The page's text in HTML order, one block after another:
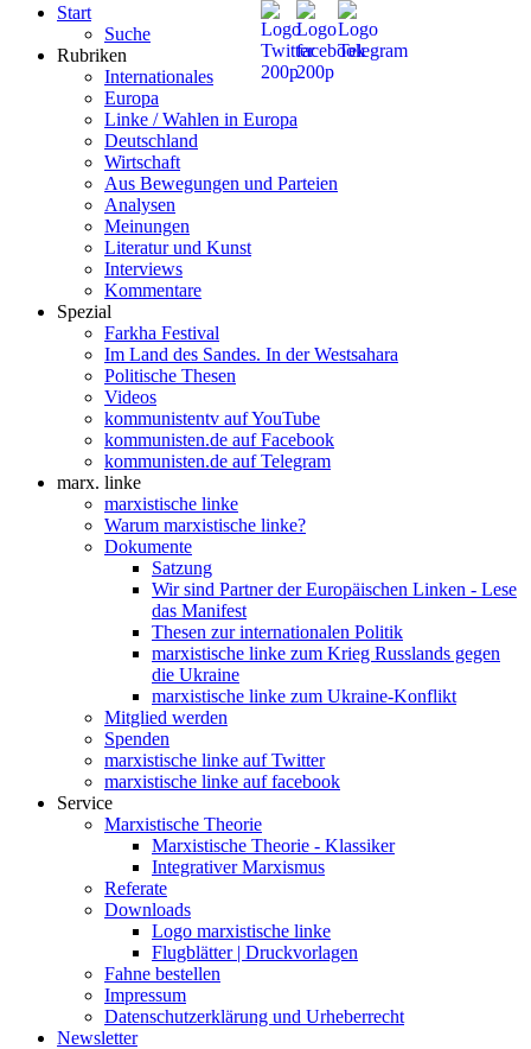
Start
Suche
Rubriken
Internationales
Europa
Linke / Wahlen in Europa
Deutschland
Wirtschaft
Aus Bewegungen und Parteien
Analysen
Meinungen
Literatur und Kunst
Interviews
Kommentare
Spezial
Farkha Festival
Im Land des Sandes. In der Westsahara
Politische Thesen
Videos
kommunistentv auf YouTube
kommunisten.de auf Facebook
kommunisten.de auf Telegram
marx. linke
marxistische linke
Warum marxistische linke?
Dokumente
Satzung
Wir sind Partner der Europäischen Linken - Lese
das Manifest
Thesen zur internationalen Politik
marxistische linke zum Krieg Russlands gegen
die Ukraine
marxistische linke zum Ukraine-Konflikt
Mitglied werden
Spenden
marxistische linke auf Twitter
marxistische linke auf facebook
Service
Marxistische Theorie
Marxistische Theorie - Klassiker
Integrativer Marxismus
Referate
Downloads
Logo marxistische linke
Flugblätter | Druckvorlagen
Fahne bestellen
Impressum
Datenschutzerklärung und Urheberrecht
Newsletter